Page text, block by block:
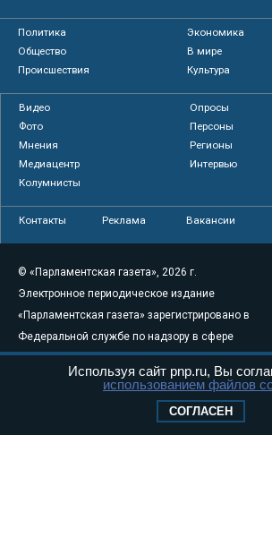
Политика
Экономика
Общество
В мире
Происшествия
Культура
Видео
Опросы
Фото
Персоны
Мнения
Регионы
Медиацентр
Интервью
Колумнисты
Контакты Реклама Вакансии
© «Парламентская газета», 2026 г.
Электронное периодическое издание
«Парламентская газета» зарегистрировано в
Федеральной службе по надзору в сфере
связи, информационных технологий и
массовых коммуникаций (Роскомнадзор) 05
Свидетельство о регистрации Эл № ФС77-
Используя сайт pnp.ru, Вы
использованием файлов
СОГЛАСЕН